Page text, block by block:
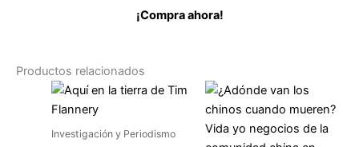
¡Compra ahora!
Productos relacionados
Investigación y Periodismo